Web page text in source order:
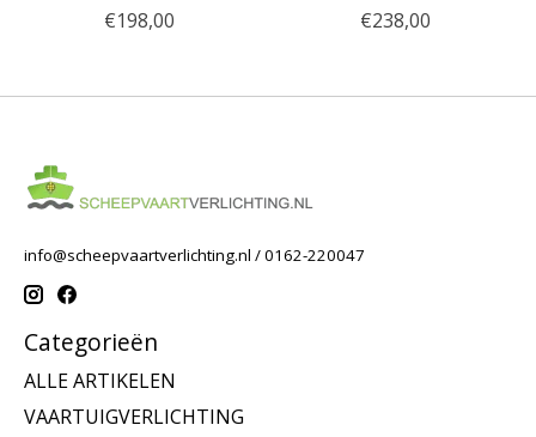
€198,00
€238,00
info@scheepvaartverlichting.nl / 0162-220047
Categorieën
ALLE ARTIKELEN
VAARTUIGVERLICHTING